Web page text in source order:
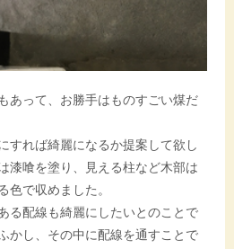
あって、お勝手はものすごい煤だ
すれば綺麗になるか提案して欲し
漆喰を塗り、見える柱など木部は
色で収めました。
る配線も綺麗にしたいとのことで
かし、その中に配線を通すことで